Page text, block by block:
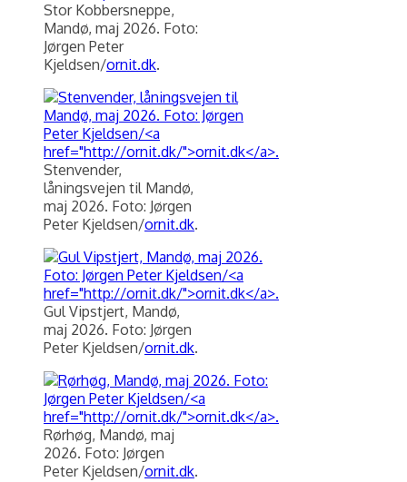
Stor Kobbersneppe,
Mandø, maj 2026. Foto:
Jørgen Peter
Kjeldsen/ornit.dk.
Stenvender,
låningsvejen til Mandø,
maj 2026. Foto: Jørgen
Peter Kjeldsen/ornit.dk.
Gul Vipstjert, Mandø,
maj 2026. Foto: Jørgen
Peter Kjeldsen/ornit.dk.
Rørhøg, Mandø, maj
2026. Foto: Jørgen
Peter Kjeldsen/ornit.dk.